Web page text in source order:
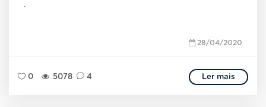
.
28/04/2020
0 5078 4 Ler mais